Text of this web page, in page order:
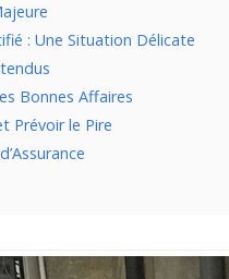
: Une Situation Délicate
Bonnes Affaires
Prévoir le Pire